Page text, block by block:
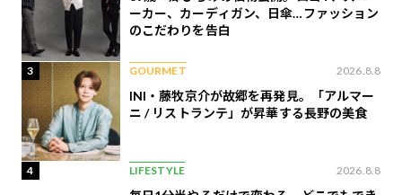
ーカー、カーディガン、日傘…ファッション
のこだわりを告白
3 GOURMET 2026.8.8
INI・藤牧京介が故郷を再発見。「アルマー
ニ / リストランテ」が昇華する長野の美食
4 LIFESTYLE 2026.8.8